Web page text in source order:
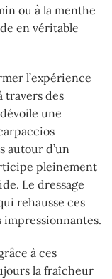
ou à la menthe
en véritable
l’expérience
travers des
une
autour d’un
pleinement
Le dressage
rehausse ces
à ces
la fraîcheur